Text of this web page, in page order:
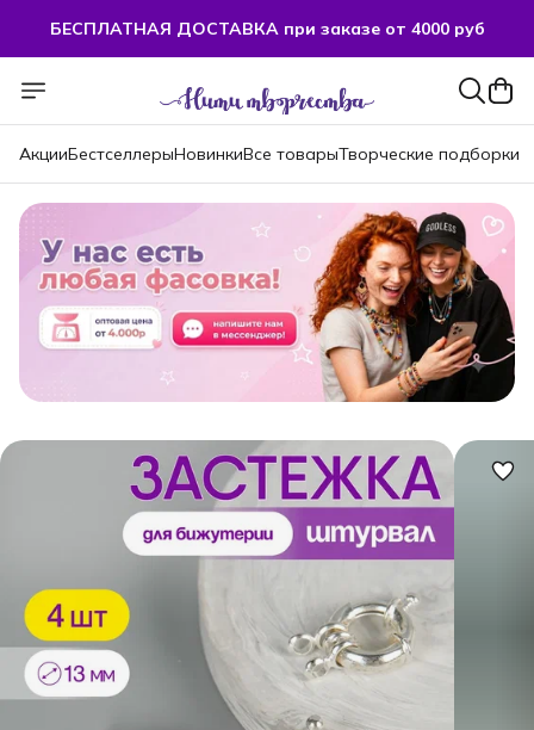
БЕСПЛАТНАЯ ДОСТАВКА при заказе от 4000 руб
АкцииБестселлерыНовинкиВсе товарыТворческие подборки